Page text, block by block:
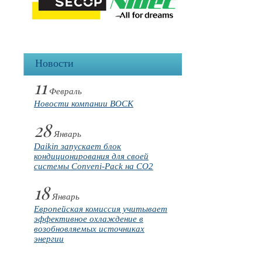
Новости
11 Февраль
Новости компании BOCK
28Январь
Daikin запускает блок
кондиционирования для своей
системы Conveni-Pack на CO2
18Январь
Европейская комиссия учитывает
эффективное охлаждение в
возобновляемых источниках
энергии